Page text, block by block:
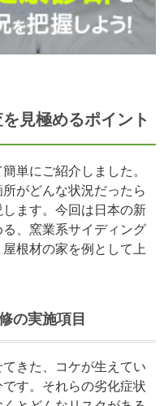
見極めるポイント
単にご紹介しました。
がどんな状況だったら
ます。今回は日本の新
、窯業系サイディング
根材の家を例として上
の実施項目
きた、コケが生えてい
す。それらの劣化症状